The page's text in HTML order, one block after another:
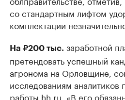
со стандартным лифтом
комплектации
На ₽200 тыс. заработной
претендовать успешный
агронома на Орловщине,
исследованиям аналитиков
работы hh.ru. «В его